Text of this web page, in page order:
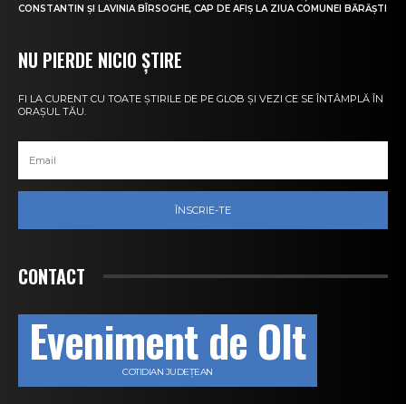
CONSTANTIN ȘI LAVINIA BÎRSOGHE, CAP DE AFIȘ LA ZIUA COMUNEI BĂRĂȘTI
NU PIERDE NICIO ȘTIRE
FI LA CURENT CU TOATE ȘTIRILE DE PE GLOB ȘI VEZI CE SE ÎNTÂMPLĂ ÎN
ORAȘUL TĂU.
ÎNSCRIE-TE
CONTACT
Eveniment de Olt
COTIDIAN JUDEȚEAN